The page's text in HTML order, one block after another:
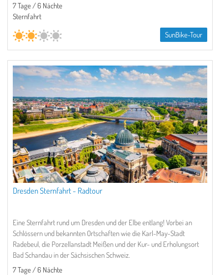
7 Tage / 6 Nächte
Sternfahrt
SunBike-Tour
Dresden Sternfahrt - Radtour
Eine Sternfahrt rund um Dresden und der Elbe entlang! Vorbei an
Schlössern und bekannten Ortschaften wie die Karl-May-Stadt
Radebeul, die Porzellanstadt Meißen und der Kur- und Erholungsort
Bad Schandau in der Sächsischen Schweiz.
7 Tage / 6 Nächte